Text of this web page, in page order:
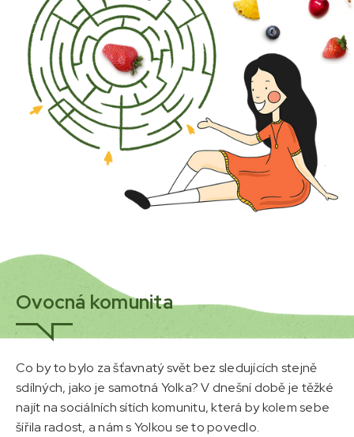
Ovocná komunita
Co by to bylo za šťavnatý svět bez sledujících stejně
sdílných, jako je samotná Yolka? V dnešní době je těžké
najít na sociálních sítích komunitu, která by kolem sebe
šířila radost, a nám s Yolkou se to povedlo.